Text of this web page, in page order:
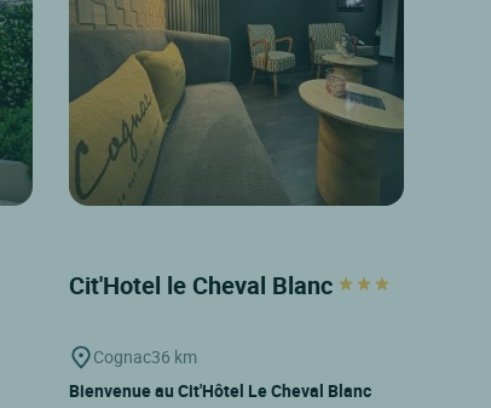
Cit'Hotel le Cheval Blanc
Cognac36 km
Bienvenue au Cit'Hôtel Le Cheval Blanc